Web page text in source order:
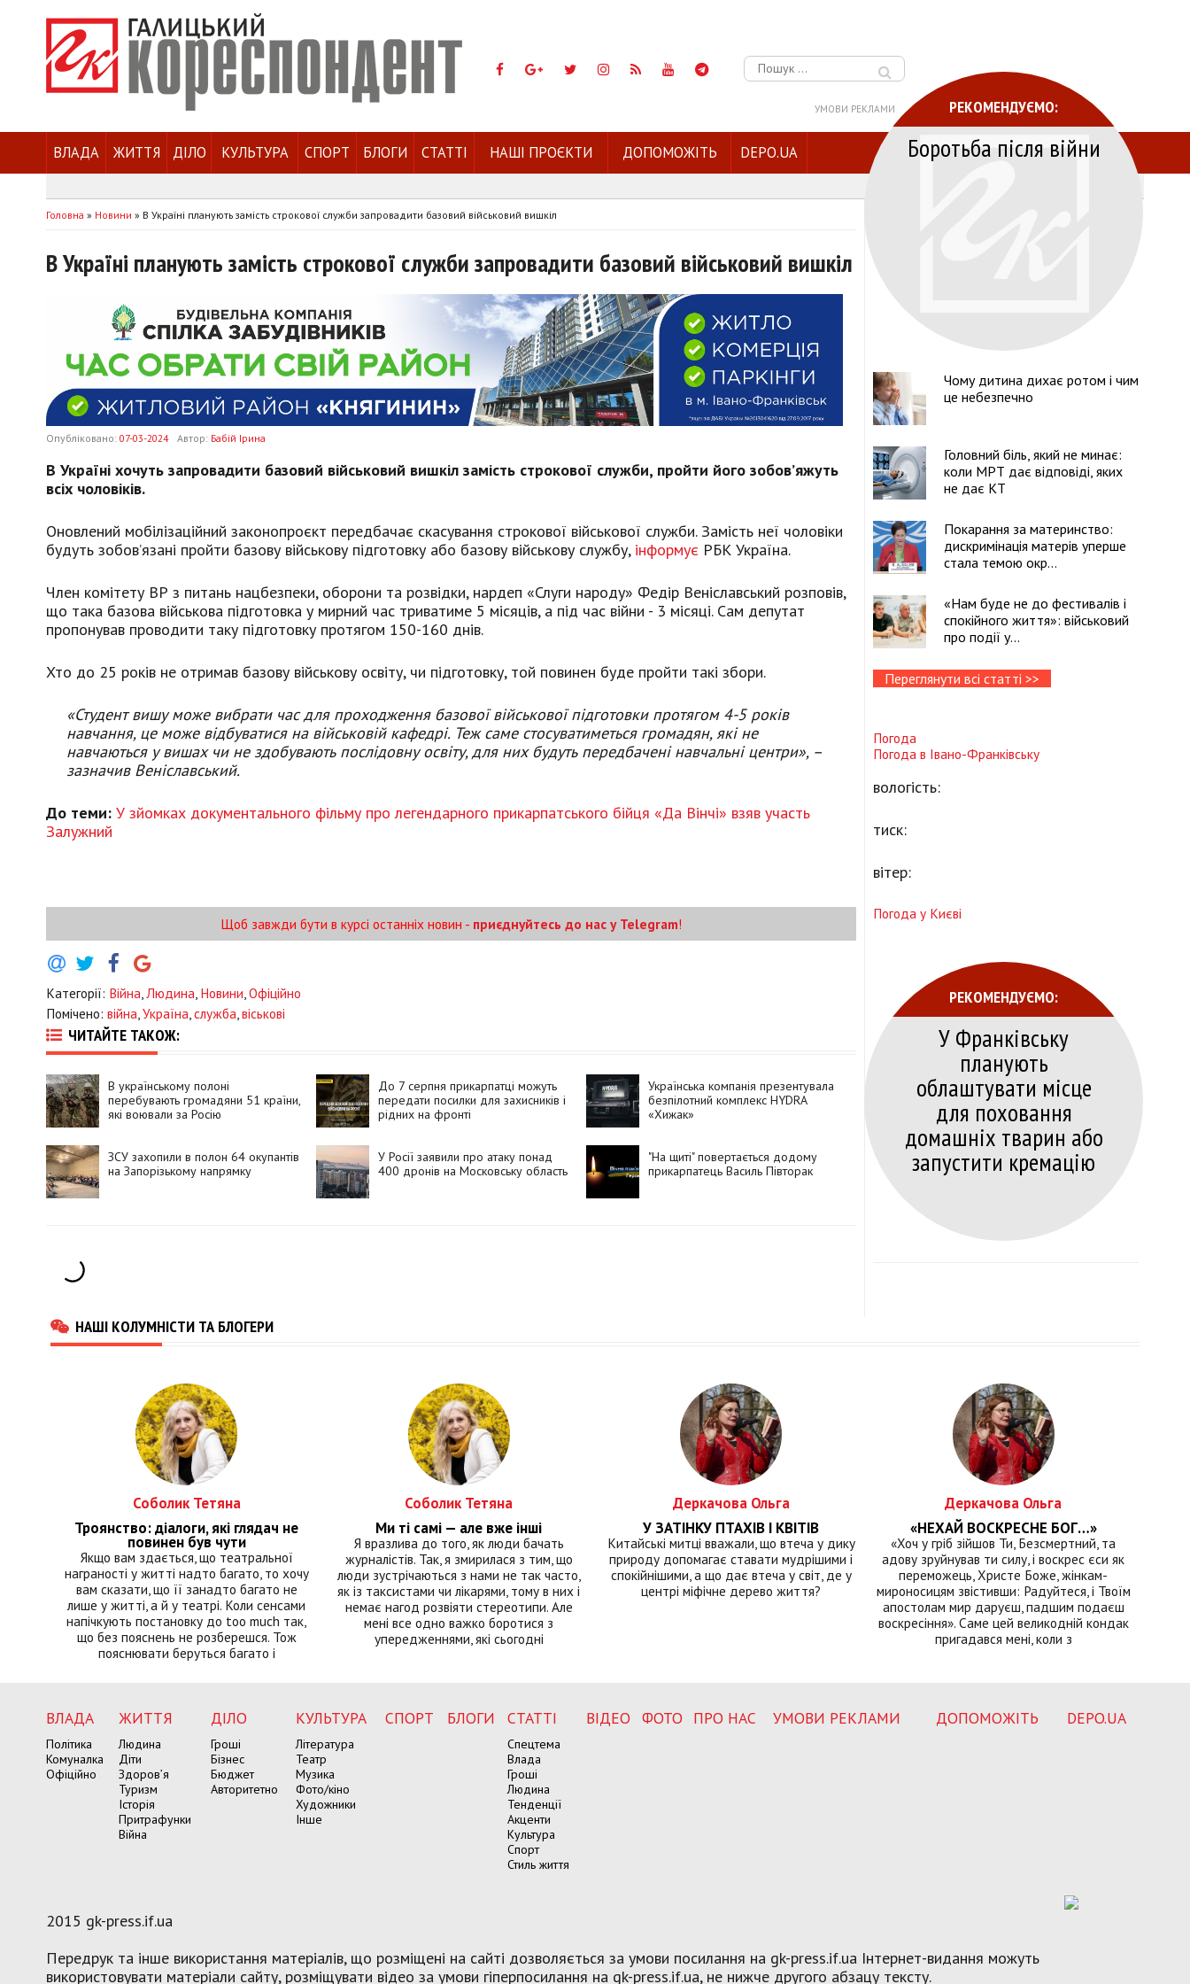
Пошук:
УМОВИ РЕКЛАМИ
ВЛАДА ЖИТТЯ ДІЛО КУЛЬТУРА СПОРТ БЛОГИ СТАТТІ НАШІ ПРОЄКТИ ДОПОМОЖІТЬ DEPO.UA
Головна » Новини » В Україні планують замість строкової служби запровадити базовий військовий вишкіл
В Україні планують замість строкової служби запровадити базовий військовий вишкіл
Опубліковано: 07-03-2024 Автор: Бабій Ірина
В Україні хочуть запровадити базовий військовий вишкіл замість строкової служби, пройти його зобов’яжуть
всіх чоловіків.
Оновлений мобілізаційний законопроєкт передбачає скасування строкової військової служби. Замість неї чоловіки
будуть зобов’язані пройти базову військову підготовку або базову військову службу, інформує РБК Україна.
Член комітету ВР з питань нацбезпеки, оборони та розвідки, нардеп «Слуги народу» Федір Веніславський розповів,
що така базова військова підготовка у мирний час триватиме 5 місяців, а під час війни - 3 місяці. Сам депутат
пропонував проводити таку підготовку протягом 150-160 днів.
Хто до 25 років не отримав базову військову освіту, чи підготовку, той повинен буде пройти такі збори.
«Студент вишу може вибрати час для проходження базової військової підготовки протягом 4-5 років
навчання, це може відбуватися на військовій кафедрі. Теж саме стосуватиметься громадян, які не
навчаються у вишах чи не здобувають послідовну освіту, для них будуть передбачені навчальні центри», –
зазначив Веніславський.
До теми: У зйомках документального фільму про легендарного прикарпатського бійця «Да Вінчі» взяв участь
Залужний
Щоб завжди бути в курсі останніх новин - приєднуйтесь до нас у Telegram!
Категорії: Війна,Людина, Новини,Офіційно
Помічено: війна,Україна,служба,віськові
ЧИТАЙТЕ ТАКОЖ:
В українському полоні
перебувають громадяни 51 країни,
які воювали за Росію
До 7 серпня прикарпатці можуть
передати посилки для захисників і
рідних на фронті
Українська компанія презентувала
безпілотний комплекс HYDRA
«Хижак»
ЗСУ захопили в полон 64 окупантів
на Запорізькому напрямку
У Росії заявили про атаку понад
400 дронів на Московську область
"На щиті" повертається додому
прикарпатець Василь Півторак
РЕКОМЕНДУЄМО:
Боротьба після війни
Чому дитина дихає ротом і чим
це небезпечно
Головний біль, який не минає:
коли МРТ дає відповіді, яких
не дає КТ
Покарання за материнство:
дискримінація матерів уперше
стала темою окр...
«Нам буде не до фестивалів і
спокійного життя»: військовий
про події у...
Переглянути всі статті >>
Погода
Погода в Івано-Франківську
вологість:
тиск:
вітер:
Погода у Києві
РЕКОМЕНДУЄМО:
У Франківську
планують
облаштувати місце
для поховання
домашніх тварин або
запустити кремацію
НАШІ КОЛУМНІСТИ ТА БЛОГЕРИ
Соболик Тетяна
Троянство: діалоги, які глядач не
повинен був чути
Якщо вам здається, що театральної
награності у житті надто багато, то хочу
вам сказати, що її занадто багато не
лише у житті, а й у театрі. Коли сенсами
напічкують постановку до too much так,
що без пояснень не розберешся. Тож
пояснювати беруться багато і
Соболик Тетяна
Ми ті самі — але вже інші
Я вразлива до того, як люди бачать
журналістів. Так, я змирилася з тим, що
люди зустрічаються з нами не так часто,
як із таксистами чи лікарями, тому в них і
немає нагод розвіяти стереотипи. Але
мені все одно важко боротися з
упередженнями, які сьогодні
Деркачова Ольга
У ЗАТІНКУ ПТАХІВ І КВІТІВ
Китайські митці вважали, що втеча у дику
природу допомагає ставати мудрішими і
спокійнішими, а що дає втеча у світ, де у
центрі міфічне дерево життя?
Деркачова Ольга
«НЕХАЙ ВОСКРЕСНЕ БОГ…»
«Хоч у гріб зійшов Ти, Безсмертний, та
адову зруйнував ти силу, і воскрес єси як
переможець, Христе Боже, жінкам-
мироносицям звістивши: Радуйтеся, і Твоїм
апостолам мир даруєш, падшим подаєш
воскресіння». Саме цей великодній кондак
пригадався мені, коли з
ВЛАДА
Політика
Комуналка
Офіційно
ЖИТТЯ
Людина
Діти
Здоров’я
Туризм
Історія
Притрафунки
Війна
ДІЛО
Гроші
Бізнес
Бюджет
Авторитетно
КУЛЬТУРА
Література
Театр
Музика
Фото/кіно
Художники
Інше
СПОРТ БЛОГИ СТАТТІ
Спецтема
Влада
Гроші
Людина
Тенденції
Акценти
Культура
Спорт
Стиль життя
ВІДЕО ФОТО ПРО НАС УМОВИ РЕКЛАМИ ДОПОМОЖІТЬ DEPO.UA
2015 gk-press.if.ua
Передрук та інше використання матеріалів, що розміщені на сайті дозволяється за умови посилання на gk-press.if.ua Інтернет-видання можуть
використовувати матеріали сайту, розміщувати відео за умови гіперпосилання на gk-press.if.ua, не нижче другого абзацу тексту.